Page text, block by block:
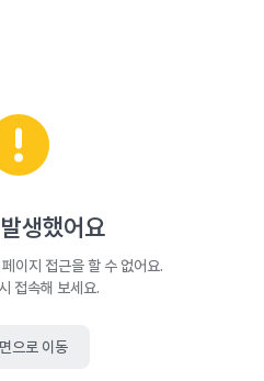
생했어요
이지 접근을 할 수 없어요.
접속해 보세요.
으로 이동